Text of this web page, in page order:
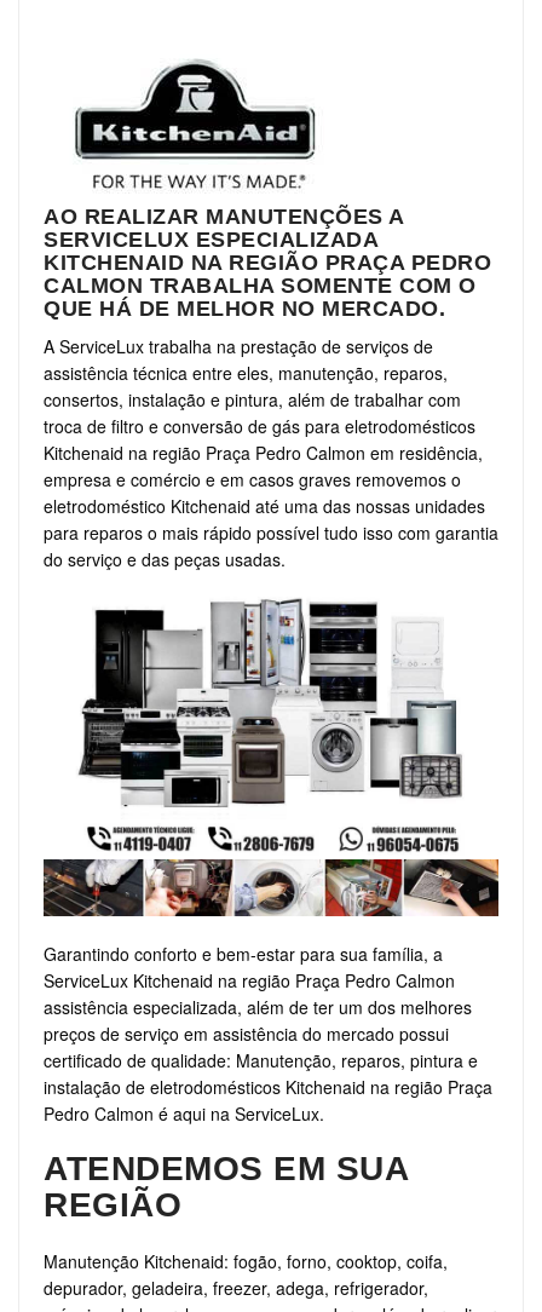
AO REALIZAR MANUTENÇÕES A
SERVICELUX ESPECIALIZADA
KITCHENAID NA REGIÃO PRAÇA PEDRO
CALMON TRABALHA SOMENTE COM O
QUE HÁ DE MELHOR NO MERCADO.
A ServiceLux trabalha na prestação de serviços de
assistência técnica entre eles, manutenção, reparos,
consertos, instalação e pintura, além de trabalhar com
troca de filtro e conversão de gás para eletrodomésticos
Kitchenaid na região Praça Pedro Calmon em residência,
empresa e comércio e em casos graves removemos o
eletrodoméstico Kitchenaid até uma das nossas unidades
para reparos o mais rápido possível tudo isso com garantia
do serviço e das peças usadas.
Garantindo conforto e bem-estar para sua família, a
ServiceLux Kitchenaid na região Praça Pedro Calmon
assistência especializada, além de ter um dos melhores
preços de serviço em assistência do mercado possui
certificado de qualidade: Manutenção, reparos, pintura e
instalação de eletrodomésticos Kitchenaid na região Praça
Pedro Calmon é aqui na ServiceLux.
ATENDEMOS EM SUA
REGIÃO
Manutenção Kitchenaid: fogão, forno, cooktop, coifa,
depurador, geladeira, freezer, adega, refrigerador,